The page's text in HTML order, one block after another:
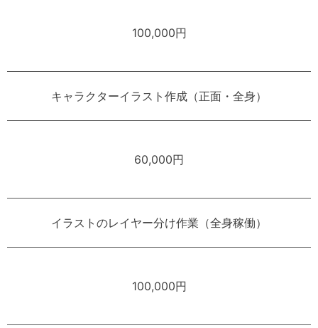
100,000円
キャラクターイラスト作成（正面・全身）
60,000円
イラストのレイヤー分け作業（全身稼働）
100,000円